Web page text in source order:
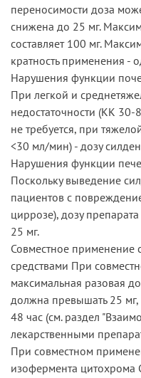
переносимости доза
снижена до 25 мг.
составляет 100 мг.
кратность применения -
Нарушения функции
При легкой и
недостаточности (КК
не требуется, при
<30 мл/мин) - дозу
Нарушения функции
Поскольку выведение
пациентов с
циррозе), дозу
25 мг.
Совместное применение
средствами При
максимальная разовая
должна превышать 25 мг,
48 час (см. раздел
лекарственными
При совместном
изофермента цитохрома